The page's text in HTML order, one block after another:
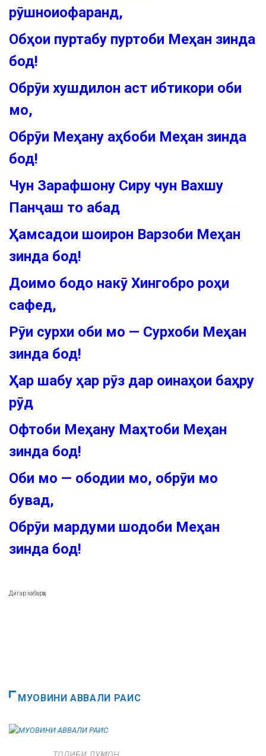
рӯшноиофаранд,
Обҳои пуртабу пуртоби Меҳан зинда
бод!
Обрӯи хушдилон аст ибтикори оби
мо,
Обрӯи Меҳану аҳбоби Меҳан зинда
бод!
Чун Зарафшону Сиру чун Вахшу
Панҷаш то абад
Ҳамсадои шоирон Варзоби Меҳан
зинда бод!
Доимо бодо накӯ Хингобро роҳи
сафед,
Рӯи сурхи оби мо — Сурхоби Меҳан
зинда бод!
Ҳар шабу ҳар рӯз дар оинаҳои баҳру
рӯд
Офтоби Меҳану Маҳтоби Меҳан
зинда бод!
Оби мо — ободии мо, обрӯи мо
бувад,
Обрӯи мардуми шодоби Меҳан
зинда бод!
Дигар хабарҳо
МУОВИНИ АВВАЛИ РАИС